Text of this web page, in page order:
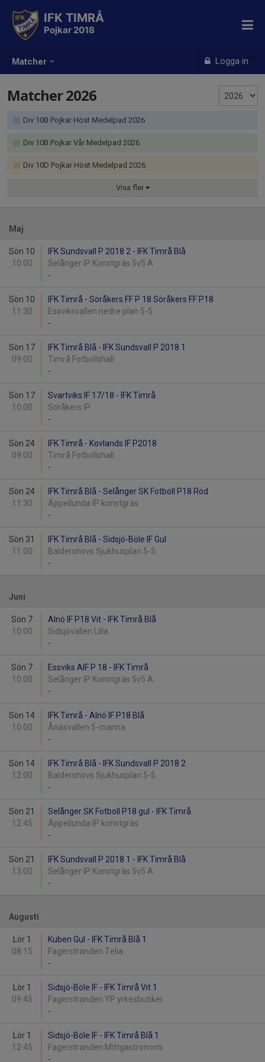
Matcher Logga in
IFK TIMRÅ
Pojkar 2018
Matcher 2026
Div 10B Pojkar Höst Medelpad 2026
Div 10B Pojkar Vår Medelpad 2026
Div 10D Pojkar Höst Medelpad 2026
Visa fler
Maj
Sön 10
10:00
IFK Sundsvall P 2018 2 - IFK Timrå Blå
Selånger IP Konstgräs 5v5 A
-
Sön 10
11:30
IFK Timrå - Söråkers FF P 18 Söråkers FF P18
Essviksvallen nedre plan 5-5
-
Sön 17
09:00
IFK Timrå Blå - IFK Sundsvall P 2018 1
Timrå Fotbollshall
-
Sön 17
10:00
Svartviks IF 17/18 - IFK Timrå
Söråkers IP
-
Sön 24
09:00
IFK Timrå - Kovlands IF P2018
Timrå Fotbollshall
-
Sön 24
11:30
IFK Timrå Blå - Selånger SK Fotboll P18 Röd
Äppellunda IP konstgräs
-
Sön 31
11:00
IFK Timrå Blå - Sidsjö-Böle IF Gul
Baldershovs Sjukhusplan 5-5
-
Juni
Sön 7
10:00
Alnö IF P18 Vit - IFK Timrå Blå
Sidsjövallen Lilla
-
Sön 7
10:00
Essviks AIF P 18 - IFK Timrå
Selånger IP Konstgräs 5v5 A
-
Sön 14
10:00
IFK Timrå - Alnö IF P18 Blå
Ånäsvallen 5-manna
-
Sön 14
12:00
IFK Timrå Blå - IFK Sundsvall P 2018 2
Baldershovs Sjukhusplan 5-5
-
Sön 21
12:45
Selånger SK Fotboll P18 gul - IFK Timrå
Äppellunda IP konstgräs
-
Sön 21
13:00
IFK Sundsvall P 2018 1 - IFK Timrå Blå
Selånger IP Konstgräs 5v5 A
-
Augusti
Lör 1
08:15
Kuben Gul - IFK Timrå Blå 1
Fagerstranden Telia
-
Lör 1
09:45
Sidsjö-Böle IF - IFK Timrå Vit 1
Fagerstranden YP yrkesbutiker
-
Lör 1
12:45
Sidsjö-Böle IF - IFK Timrå Blå 1
Fagerstranden Mittgastronomi
-